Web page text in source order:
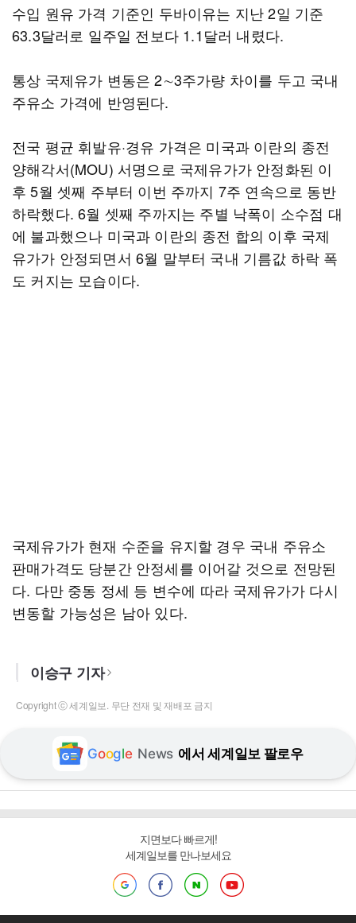
수입 원유 가격 기준인 두바이유는 지난 2일 기준
63.3달러로 일주일 전보다 1.1달러 내렸다.
통상 국제유가 변동은 2∼3주가량 차이를 두고 국내
주유소 가격에 반영된다.
전국 평균 휘발유·경유 가격은 미국과 이란의 종전
양해각서(MOU) 서명으로 국제유가가 안정화된 이
후 5월 셋째 주부터 이번 주까지 7주 연속으로 동반
하락했다. 6월 셋째 주까지는 주별 낙폭이 소수점 대
에 불과했으나 미국과 이란의 종전 합의 이후 국제
유가가 안정되면서 6월 말부터 국내 기름값 하락 폭
도 커지는 모습이다.
국제유가가 현재 수준을 유지할 경우 국내 주유소
판매가격도 당분간 안정세를 이어갈 것으로 전망된
다. 다만 중동 정세 등 변수에 따라 국제유가가 다시
변동할 가능성은 남아 있다.
이승구 기자
Copyright ⓒ 세계일보. 무단 전재 및 재배포 금지
Google News 에서 세계일보 팔로우
지면보다 빠르게!
세계일보를 만나보세요